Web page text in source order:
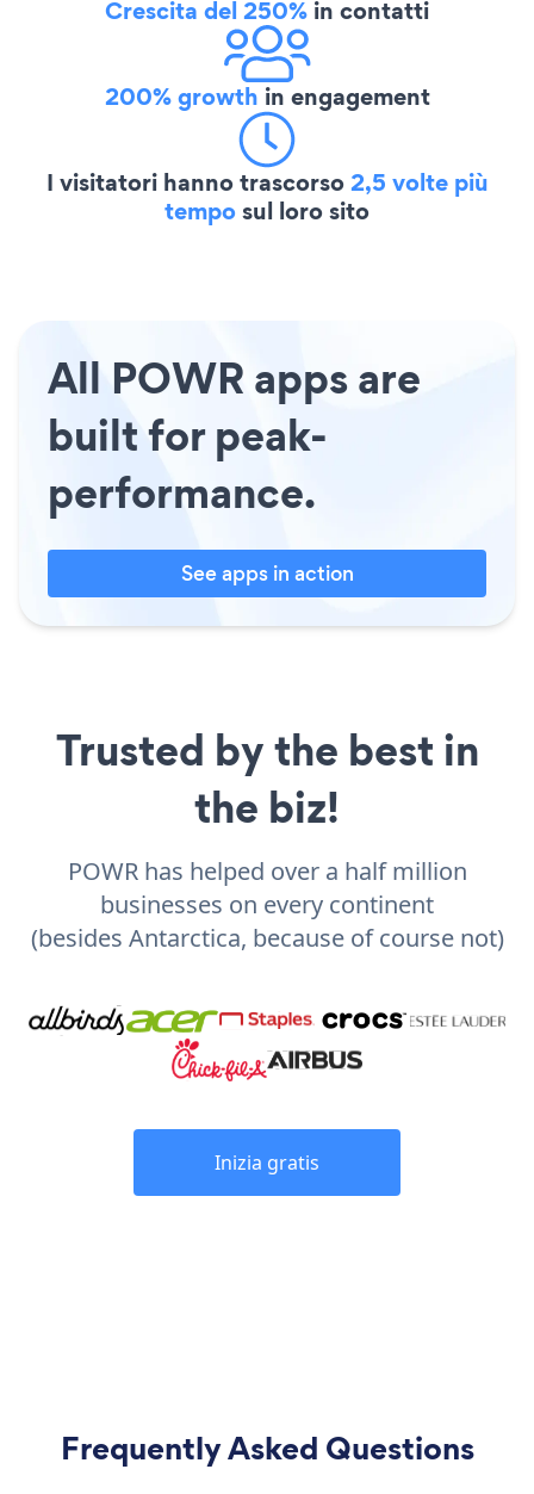
Crescita del 250% in contatti
200% growth in engagement
I visitatori hanno trascorso2,5 volte più
temposul loro sito
All POWR apps are
built for peak-
performance.
See apps in action
Trusted by the best in
the biz!
POWR has helped over a half million
businesses on every continent
(besides Antarctica, because of course not)
Inizia gratis
Frequently Asked Questions